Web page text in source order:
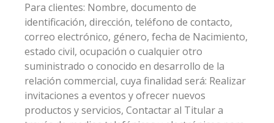
Para clientes: Nombre, documento de
identificación, dirección, teléfono de contacto,
correo electrónico, género, fecha de Nacimiento,
estado civil, ocupación o cualquier otro
suministrado o conocido en desarrollo de la
relación commercial, cuya finalidad será: Realizar
invitaciones a eventos y ofrecer nuevos
productos y servicios, Contactar al Titular a